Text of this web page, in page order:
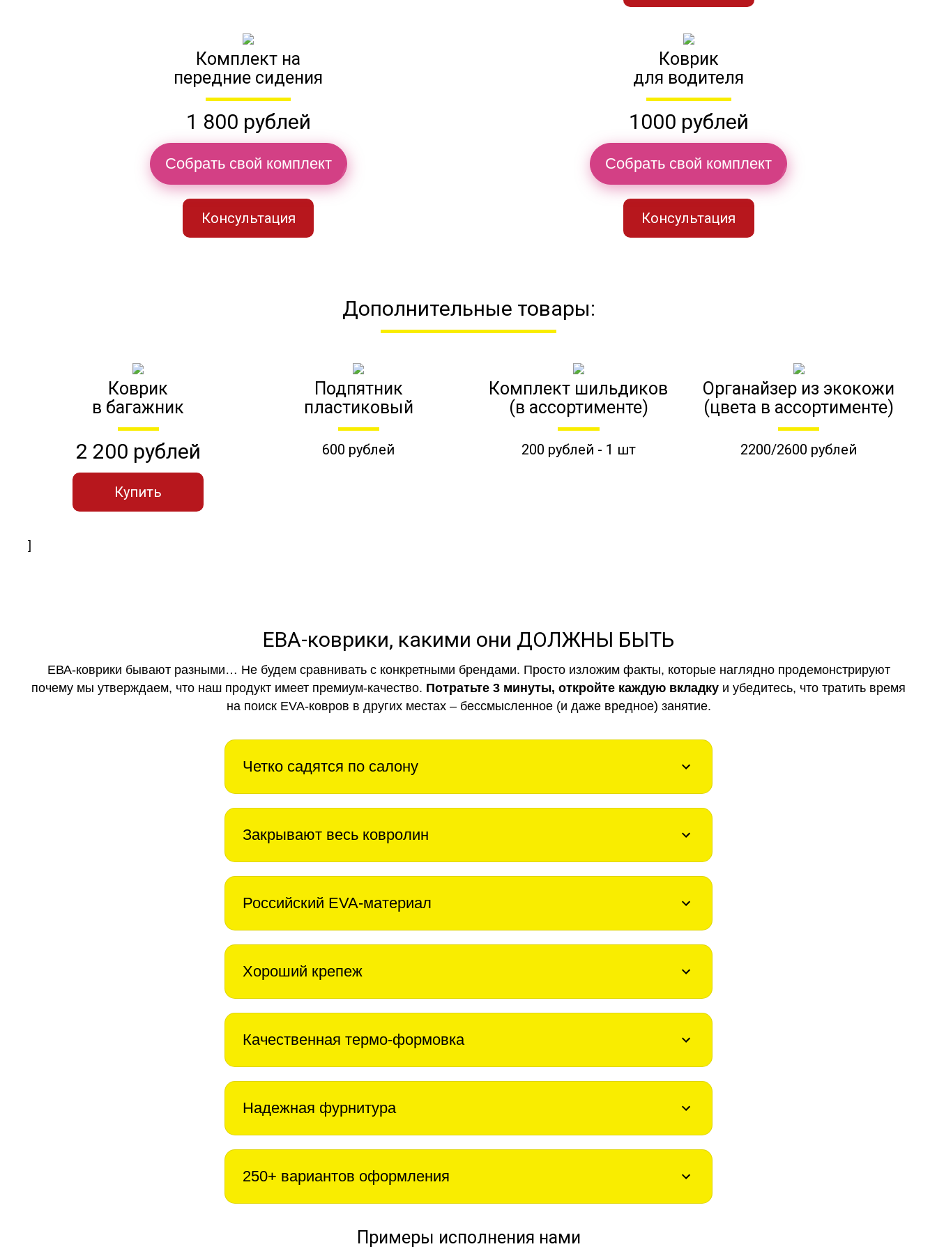
Комплект на
передние сидения
1 800 рублей
Собрать свой комплект
Консультация
Коврик
для водителя
1000 рублей
Собрать свой комплект
Консультация
Дополнительные товары:
Коврик
в багажник
2 200 рублей
Купить
Подпятник
пластиковый
600 рублей
Комплект шильдиков
(в ассортименте)
200 рублей - 1 шт
Органайзер из экокожи
(цвета в ассортименте)
2200/2600 рублей
]
ЕВА-коврики, какими они ДОЛЖНЫ БЫТЬ
ЕВА-коврики бывают разными… Не будем сравнивать с конкретными брендами. Просто изложим факты, которые наглядно продемонстрируют
почему мы утверждаем, что наш продукт имеет премиум-качество. Потратьте 3 минуты, откройте каждую вкладку и убедитесь, что тратить время
на поиск EVA-ковров в других местах – бессмысленное (и даже вредное) занятие.
Четко садятся по салону
Закрывают весь ковролин
Российский EVA-материал
Хороший крепеж
Качественная термо-формовка
Надежная фурнитура
250+ вариантов оформления
Примеры исполнения нами